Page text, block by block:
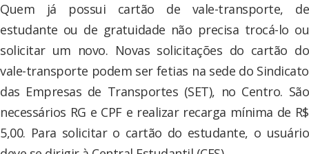
Quem já possui cartão de vale-transporte, de
estudante ou de gratuidade não precisa trocá-lo ou
solicitar um novo. Novas solicitações do cartão do
vale-transporte podem ser fetias na sede do Sindicato
das Empresas de Transportes (SET), no Centro. São
necessários RG e CPF e realizar recarga mínima de R$
5,00. Para solicitar o cartão do estudante, o usuário